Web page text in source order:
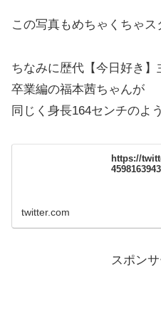
この写真もめちゃくちゃス
ちなみに歴代【今日好き
卒業編の福本茜ちゃんが
同じく身長164センチのよ
https://
twitter.com
スポン